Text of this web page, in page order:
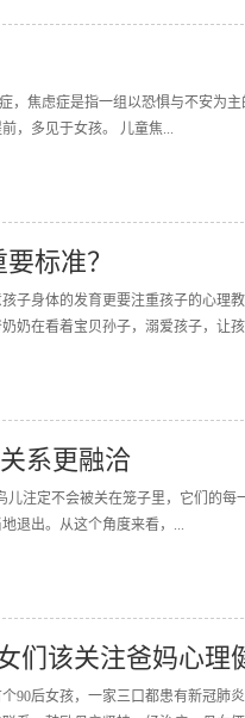
，焦虑症是指一组以恐惧与不安为
，多见于女孩。 儿童焦...
标准？
子身体的发育更要注重孩子的心理
奶在看着宝贝孙子，溺爱孩子，让
系更融洽
儿注定不会被关在笼子里，它们的
退出。从这个角度来看，...
们该关注爸妈心理
90后女孩，一家三口都患有新冠肺